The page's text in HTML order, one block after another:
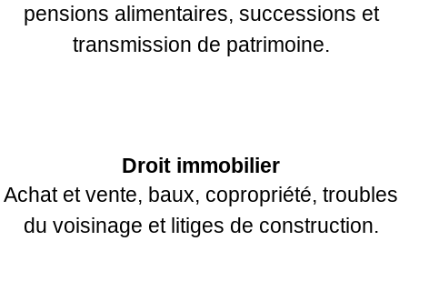
pensions alimentaires, successions et
transmission de patrimoine.
Droit immobilier
Achat et vente, baux, copropriété, troubles
du voisinage et litiges de construction.